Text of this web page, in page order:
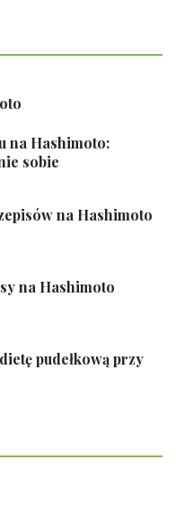
na Hashimoto:
sobie
na Hashimoto
na Hashimoto
pudełkową przy